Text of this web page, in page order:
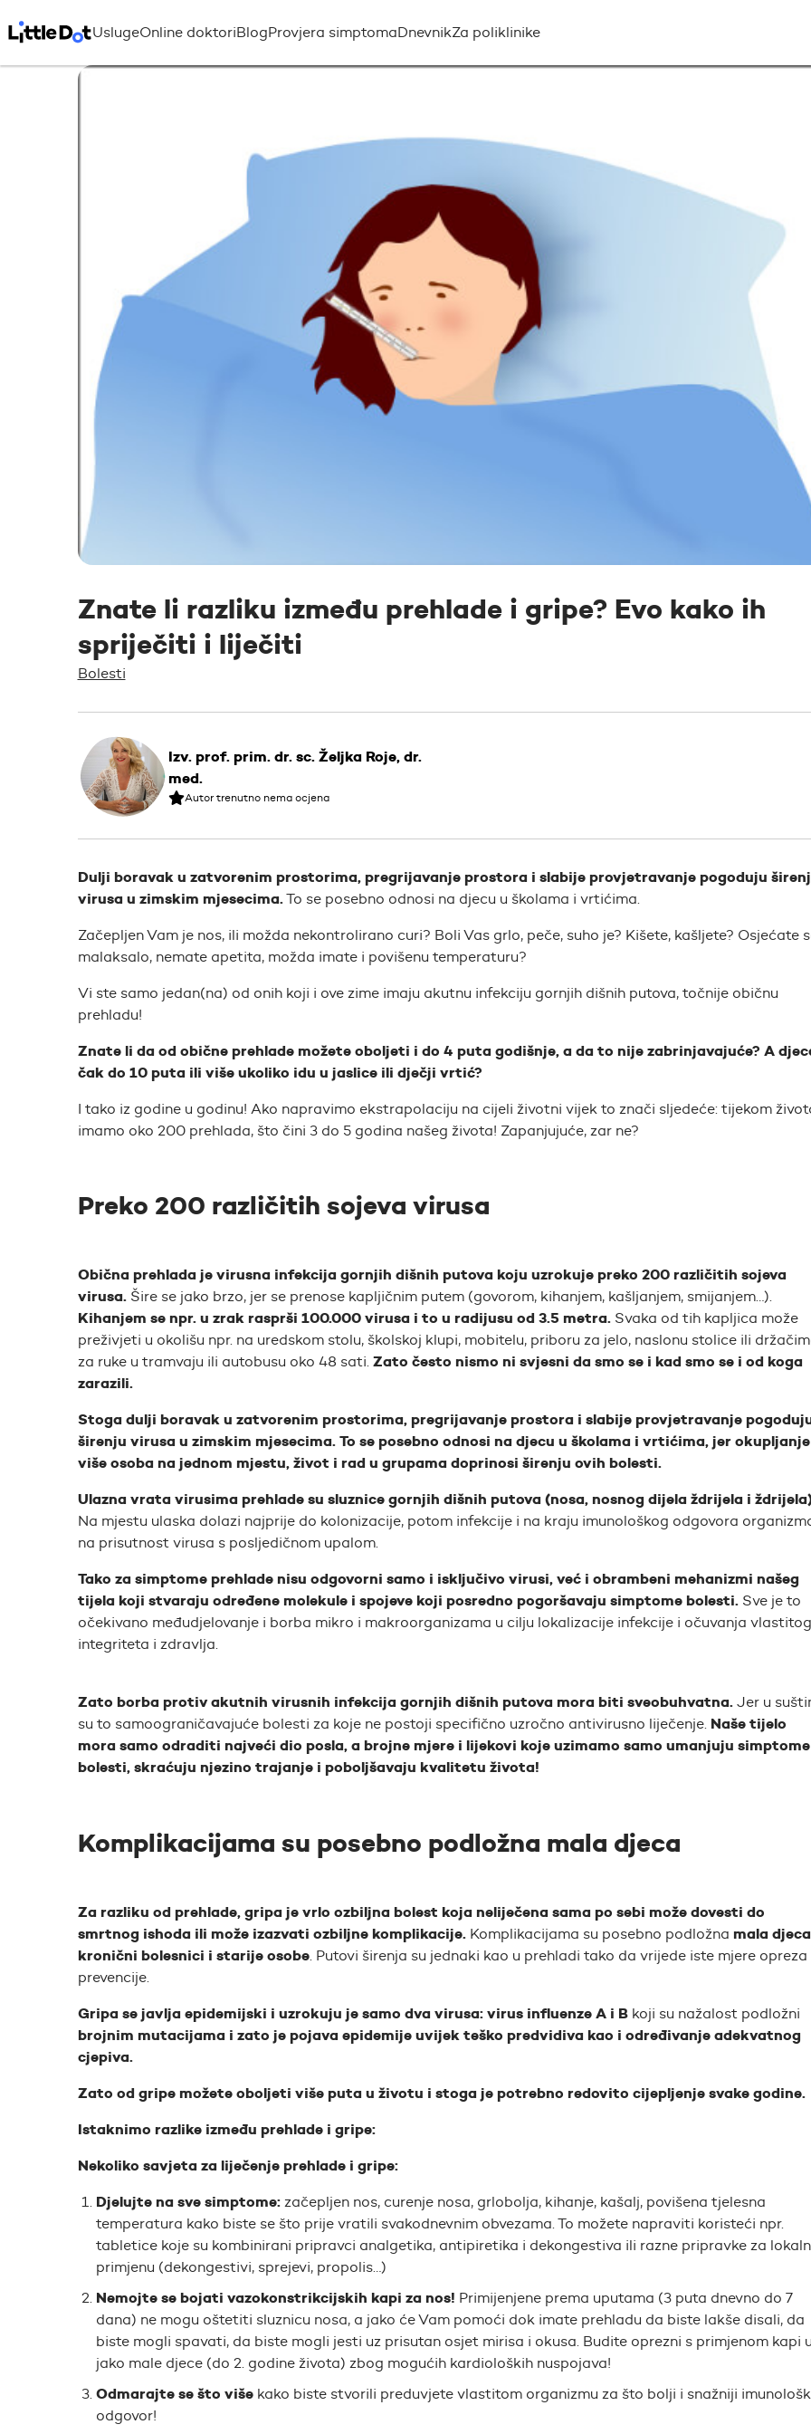
UslugeOnline doktoriBlogProvjera simptomaDnevnikZa poliklinike
Znate li razliku između prehlade i gripe? Evo kako ih
spriječiti i liječiti
Bolesti
Izv. prof. prim. dr. sc. Željka Roje, dr.
med.
Autor trenutno nema ocjena
Dulji boravak u zatvorenim prostorima, pregrijavanje prostora i slabije provjetravanje pogoduju
virusa u zimskim mjesecima.To se posebno odnosi na djecu u školama i vrtićima.
Začepljen Vam je nos, ili možda nekontrolirano curi? Boli Vas grlo, peče, suho je? Kišete, kašljete? Osjećate
malaksalo, nemate apetita, možda imate i povišenu temperaturu?
Vi ste samo jedan(na) od onih koji i ove zime imaju akutnu infekciju gornjih dišnih putova, točnije običnu
prehladu!
Znate li da od obične prehlade možete oboljeti i do 4 puta godišnje, a da to nije zabrinjavajuće? A
čak do 10 puta ili više ukoliko idu u jaslice ili dječji vrtić?
I tako iz godine u godinu! Ako napravimo ekstrapolaciju na cijeli životni vijek to znači sljedeće: tijekom
imamo oko 200 prehlada, što čini 3 do 5 godina našeg života! Zapanjujuće, zar ne?
Preko 200 različitih sojeva virusa
Obična prehlada je virusna infekcija gornjih dišnih putova koju uzrokuje preko 200 različitih sojeva
virusa.Šire se jako brzo, jer se prenose kapljičnim putem (govorom, kihanjem, kašljanjem, smijanjem…).
Kihanjem se npr. u zrak rasprši 100.000 virusa i to u radijusu od 3.5 metra.Svaka od tih kapljica može
preživjeti u okolišu npr. na uredskom stolu, školskoj klupi, mobitelu, priboru za jelo, naslonu stolice ili
za ruke u tramvaju ili autobusu oko 48 sati. Zato često nismo ni svjesni da smo se i kad smo se i od koga
zarazili.
Stoga dulji boravak u zatvorenim prostorima, pregrijavanje prostora i slabije provjetravanje
širenju virusa u zimskim mjesecima. To se posebno odnosi na djecu u školama i vrtićima, jer okupljanje
više osoba na jednom mjestu, život i rad u grupama doprinosi širenju ovih bolesti.
Ulazna vrata virusima prehlade su sluznice gornjih dišnih putova (nosa, nosnog dijela ždrijela i
Na mjestu ulaska dolazi najprije do kolonizacije, potom infekcije i na kraju imunološkog odgovora
na prisutnost virusa s posljedičnom upalom.
Tako za simptome prehlade nisu odgovorni samo i isključivo virusi, već i obrambeni mehanizmi našeg
tijela koji stvaraju određene molekule i spojeve koji posredno pogoršavaju simptome bolesti.Sve je to
očekivano međudjelovanje i borba mikro i makroorganizama u cilju lokalizacije infekcije i očuvanja vlastitog
integriteta i zdravlja.
Zato borba protiv akutnih virusnih infekcija gornjih dišnih putova mora biti sveobuhvatna.Jer u
su to samoograničavajuće bolesti za koje ne postoji specifično uzročno antivirusno liječenje. Naše tijelo
mora samo odraditi najveći dio posla, a brojne mjere i lijekovi koje uzimamo samo umanjuju simptome
bolesti, skraćuju njezino trajanje i poboljšavaju kvalitetu života!
Komplikacijama su posebno podložna mala djeca
Za razliku od prehlade, gripa je vrlo ozbiljna bolest koja neliječena sama po sebi može dovesti do
smrtnog ishoda ili može izazvati ozbiljne komplikacije.Komplikacijama su posebno podložna mala
kronični bolesnici i starije osobe. Putovi širenja su jednaki kao u prehladi tako da vrijede iste mjere opreza
prevencije.
Gripa se javlja epidemijski i uzrokuju je samo dva virusa: virus influenze A i Bkoji su nažalost podložni
brojnim mutacijama i zato je pojava epidemije uvijek teško predvidiva kao i određivanje adekvatnog
cjepiva.
Zato od gripe možete oboljeti više puta u životu i stoga je potrebno redovito cijepljenje svake godine.
Istaknimo razlike između prehlade i gripe:
Nekoliko savjeta za liječenje prehlade i gripe:
Djelujte na sve simptome: začepljen nos, curenje nosa, grlobolja, kihanje, kašalj, povišena tjelesna
temperatura kako biste se što prije vratili svakodnevnim obvezama. To možete napraviti koristeći npr.
tabletice koje su kombinirani pripravci analgetika, antipiretika i dekongestiva ili razne pripravke za
primjenu (dekongestivi, sprejevi, propolis…)
Nemojte se bojati vazokonstrikcijskih kapi za nos! Primijenjene prema uputama (3 puta dnevno do 7
dana) ne mogu oštetiti sluznicu nosa, a jako će Vam pomoći dok imate prehladu da biste lakše disali, da
biste mogli spavati, da biste mogli jesti uz prisutan osjet mirisa i okusa. Budite oprezni s primjenom kapi u
jako male djece (do 2. godine života) zbog mogućih kardioloških nuspojava!
Odmarajte se što višekako biste stvorili preduvjete vlastitom organizmu za što bolji i snažniji
odgovor!